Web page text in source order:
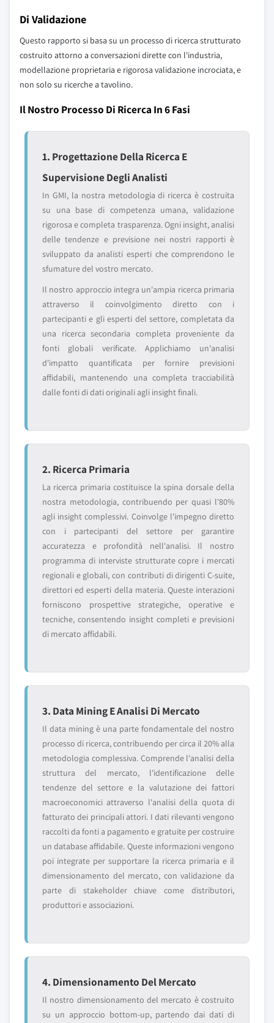
Di Validazione
Questo rapporto si basa su un processo di ricerca strutturato
costruito attorno a conversazioni dirette con l'industria,
modellazione proprietaria e rigorosa validazione incrociata, e
non solo su ricerche a tavolino.
Il Nostro Processo Di Ricerca In 6 Fasi
1. Progettazione Della Ricerca E
Supervisione Degli Analisti
In GMI, la nostra metodologia di ricerca è costruita
su una base di competenza umana, validazione
rigorosa e completa trasparenza. Ogni insight, analisi
delle tendenze e previsione nei nostri rapporti è
sviluppato da analisti esperti che comprendono le
sfumature del vostro mercato.
Il nostro approccio integra un'ampia ricerca primaria
attraverso il coinvolgimento diretto con i
partecipanti e gli esperti del settore, completata da
una ricerca secondaria completa proveniente da
fonti globali verificate. Applichiamo un'analisi
d'impatto quantificata per fornire previsioni
affidabili, mantenendo una completa tracciabilità
dalle fonti di dati originali agli insight finali.
2. Ricerca Primaria
La ricerca primaria costituisce la spina dorsale della
nostra metodologia, contribuendo per quasi l'80%
agli insight complessivi. Coinvolge l'impegno diretto
con i partecipanti del settore per garantire
accuratezza e profondità nell'analisi. Il nostro
programma di interviste strutturate copre i mercati
regionali e globali, con contributi di dirigenti C-suite,
direttori ed esperti della materia. Queste interazioni
forniscono prospettive strategiche, operative e
tecniche, consentendo insight completi e previsioni
di mercato affidabili.
3. Data Mining E Analisi Di Mercato
Il data mining è una parte fondamentale del nostro
processo di ricerca, contribuendo per circa il 20% alla
metodologia complessiva. Comprende l'analisi della
struttura del mercato, l'identificazione delle
tendenze del settore e la valutazione dei fattori
macroeconomici attraverso l'analisi della quota di
fatturato dei principali attori. I dati rilevanti vengono
raccolti da fonti a pagamento e gratuite per costruire
un database affidabile. Queste informazioni vengono
poi integrate per supportare la ricerca primaria e il
dimensionamento del mercato, con validazione da
parte di stakeholder chiave come distributori,
produttori e associazioni.
4. Dimensionamento Del Mercato
Il nostro dimensionamento del mercato è costruito
su un approccio bottom-up, partendo dai dati di